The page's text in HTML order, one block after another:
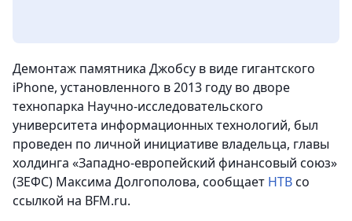
Демонтаж памятника Джобсу в виде гигантского
iPhone, установленного в 2013 году во дворе
технопарка Научно-исследовательского
университета информационных технологий, был
проведен по личной инициативе владельца, главы
холдинга «Западно-европейский финансовый союз»
(ЗЕФС) Максима Долгополова, сообщает НТВсо
ссылкой на BFM.ru.